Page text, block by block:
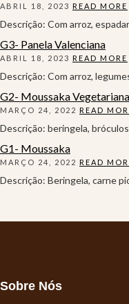
ABRIL 18, 2023 READ MORE
Descrição: Com arroz,
G3- Panela Valenciana
ABRIL 18, 2023 READ MORE
Descrição: Com arroz,
G2- Moussaka Vegetariana
MARÇO 24, 2022 READ
Descrição: beringela,
G1- Moussaka
MARÇO 24, 2022 READ
Descrição: Beringela, carne
Sobre Nós